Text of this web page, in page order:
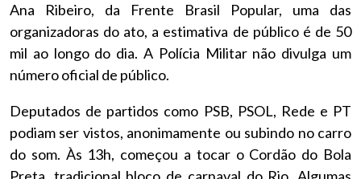
Ana Ribeiro, da Frente Brasil Popular, uma das
organizadoras do ato, a estimativa de público é de 50
mil ao longo do dia. A Polícia Militar não divulga um
número oficial de público.
Deputados de partidos como PSB, PSOL, Rede e PT
podiam ser vistos, anonimamente ou subindo no carro
do som. Às 13h, começou a tocar o Cordão do Bola